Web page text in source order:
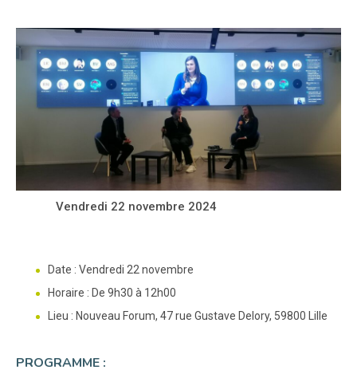
Vendredi 22 novembre 2024
Date : Vendredi 22 novembre
Horaire : De 9h30 à 12h00
Lieu : Nouveau Forum, 47 rue Gustave Delory, 59800 Lille
PROGRAMME :